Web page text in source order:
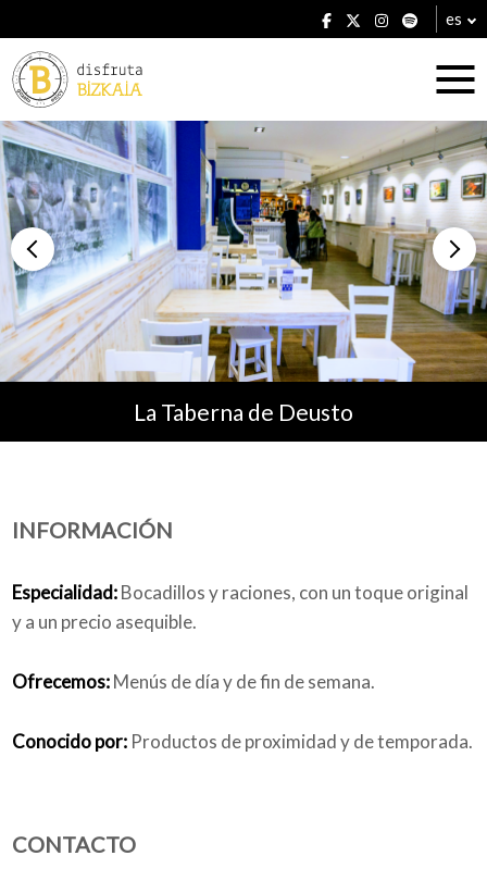
es
Alojamientos
Restaurantes
Planes
Blog
La Taberna de Deusto
INFORMACIÓN
Especialidad:Bocadillos y raciones, con un toque original
y a un precio asequible.
Ofrecemos:Menús de día y de fin de semana.
Conocido por: Productos de proximidad y de temporada.
CONTACTO